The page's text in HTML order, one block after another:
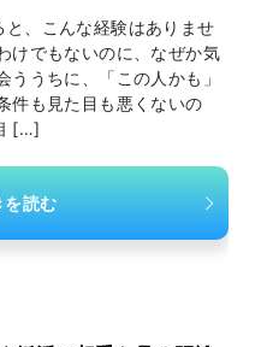
、こんな経験はありませ
けでもないのに、なぜか気
うちに、「この人かも」
件も見た目も悪くないの
[…]
を読む